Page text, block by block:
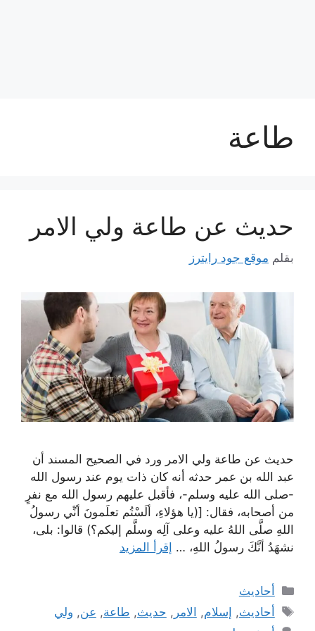
طاعة
حديث عن طاعة ولي الامر
بقلم موقع جود رايترز
حديث عن طاعة ولي الامر ورد في الصحيح المسند أن
عبد الله بن عمر حدثه أنه كان ذات يوم عند رسول الله
-صلى الله عليه وسلم-، فأقبل عليهم رسول الله مع نفرٍ
من أصحابه، فقال: [(يا هؤلاءِ، ألَسْتُم تعلَمونَ أنِّي رسولُ
اللهِ صلَّى اللهُ عليه وعلى آلِه وسلَّم إليكم؟) قالوا: بلى،
نشهَدُ أنَّكَ رسولُ اللهِ، … إقرأ المزيد
التصنيفات
أحاديث
الوسوم
أحاديث, إسلام, الامر , حديث, طاعة, عن, ولي